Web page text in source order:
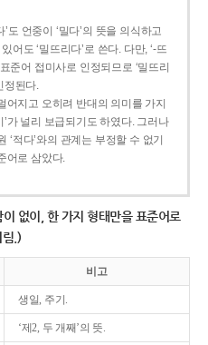
’도 언중이 ‘밀다’의 뜻을 의식하고
어도 ‘밀뜨리다’로 쓴다. 다만, ‘-뜨
준어 접미사로 인정되므로 ‘밀뜨리
정된다.
어지고 오히려 반대의 의미를 가지
가 널리 보급되기도 하였다. 그러나
적다’와의 관계는 부정할 수 없기
어로 삼았다.
없이, 한 가지 형태만을 표준어로
림.)
비고
생일, 주기.
‘제2, 두 개째’의 뜻.